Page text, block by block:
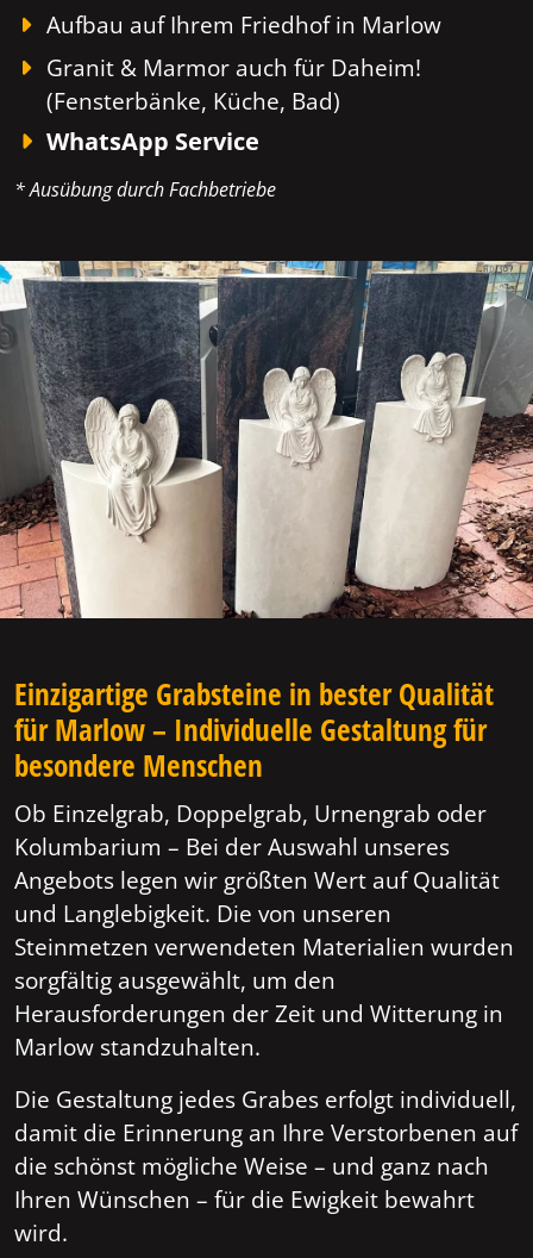
Aufbau auf Ihrem Friedhof in Marlow
Granit & Marmor auch für Daheim!
(Fensterbänke, Küche, Bad)
WhatsApp Service
* Ausübung durch Fachbetriebe
Einzigartige Grabsteine in bester Qualität
für Marlow – Individuelle Gestaltung für
besondere Menschen
Ob Einzelgrab, Doppelgrab, Urnengrab oder
Kolumbarium – Bei der Auswahl unseres
Angebots legen wir größten Wert auf Qualität
und Langlebigkeit. Die von unseren
Steinmetzen verwendeten Materialien wurden
sorgfältig ausgewählt, um den
Herausforderungen der Zeit und Witterung in
Marlow standzuhalten.
Die Gestaltung jedes Grabes erfolgt individuell,
damit die Erinnerung an Ihre Verstorbenen auf
die schönst mögliche Weise – und ganz nach
Ihren Wünschen – für die Ewigkeit bewahrt
wird.